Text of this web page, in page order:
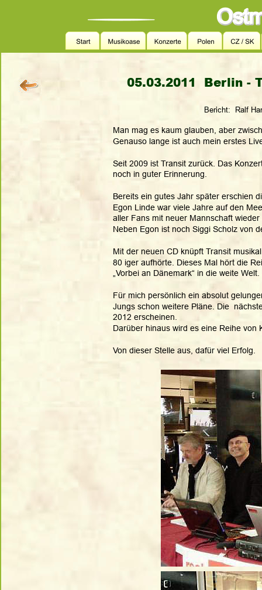
05.03.2011  Berlin -
Bericht:  Ralf
Man mag es kaum glauben, aber
Genauso lange ist auch mein erstes
Seit 2009 ist Transit zurück. Das
noch in guter Erinnerung.
Bereits ein gutes Jahr später erschien
Egon Linde war viele Jahre auf den
aller Fans mit neuer Mannschaft
Neben Egon ist noch Siggi Scholz von
Mit der neuen CD knüpft Transit
80 iger aufhörte. Dieses Mal hört die
„Vorbei an Dänemark“ in die weite Welt.
Für mich persönlich ein absolut
Jungs schon weitere Pläne. Die
2012 erscheinen.
Darüber hinaus wird es eine Reihe
Von dieser Stelle aus, dafür viel Erfolg.